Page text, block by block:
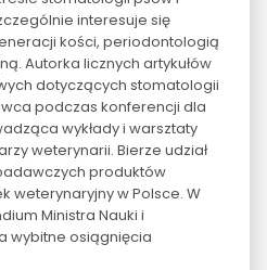
interesuje się
kości, periodontologią
Autorka licznych artykułów
dotyczących stomatologii
podczas konferencji dla
wykłady i warsztaty
weterynarii. Bierze udział
produktów
weterynaryjny w Polsce. W
Ministra Nauki i
wybitne osiągnięcia